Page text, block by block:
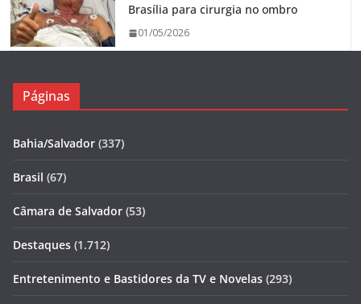
Brasília para cirurgia no ombro
01/05/2026
Páginas
Bahia/Salvador (337)
Brasil (67)
Câmara de Salvador (53)
Destaques (1.712)
Entretenimento e Bastidores da TV e Novelas (293)